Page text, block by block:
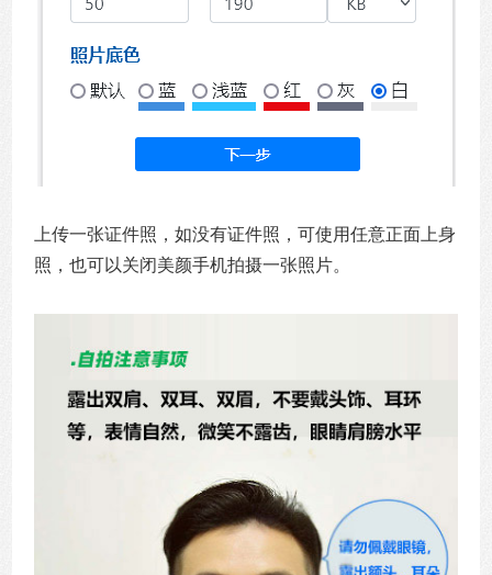
上传一张证件照，如没有证件照，可使用任意正面上身
照，也可以关闭美颜手机拍摄一张照片。